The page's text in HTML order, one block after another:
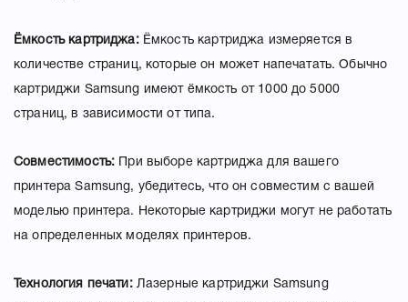
Ёмкость картриджа:Ёмкость картриджа измеряется в
количестве страниц, которые он может напечатать. Обычно
картриджи Samsung имеют ёмкость от 1000 до 5000
страниц, в зависимости от типа.
Совместимость: При выборе картриджа для вашего
принтера Samsung, убедитесь, что он совместим с вашей
моделью принтера. Некоторые картриджи могут не работать
на определенных моделях принтеров.
Технология печати:Лазерные картриджи Samsung